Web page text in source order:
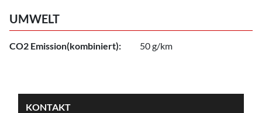
UMWELT
CO2 Emission(kombiniert): 50 g/km
KONTAKT